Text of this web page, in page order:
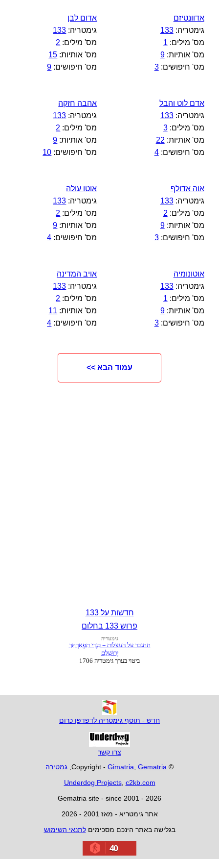
אדוונטיזם
גימטריה:133
מס' מילים: 1
מס' אותיות:9
מס' חיפושים:3
אדום לבן
גימטריה: 133
מס' מילים: 2
מס' אותיות: 15
מס' חיפושים: 9
אדם לוט והבל
גימטריה:133
מס' מילים:3
מס' אותיות: 22
מס' חיפושים:4
אהבה חזקה
גימטריה: 133
מס' מילים: 2
מס' אותיות: 9
מס' חיפושים: 10
אוה אדולף
גימטריה:133
מס' מילים: 2
מס' אותיות:9
מס' חיפושים:3
אוטו עולה
גימטריה: 133
מס' מילים: 2
מס' אותיות: 9
מס' חיפושים: 4
אוטונומיה
גימטריה:133
מס' מילים: 1
מס' אותיות:9
מס' חיפושים:3
אויב המדינה
גימטריה: 133
מס' מילים: 2
מס' אותיות: 11
מס' חיפושים: 4
עמוד הבא >>
חדשות על 133
פרוש 133 בחלום
חדש - תוסף גימטריה לדפדפן כרום
צרו קשר
© Copyright -
Gimatria, Gematria
, גמטירה
Underdog Projects, c2kb.com
Gematria site - since 2001 - 2026
אתר גימטריא - מאז 2001 - 2026
בגלישה באתר הינכם מסכימיםלתנאי השימוש
40